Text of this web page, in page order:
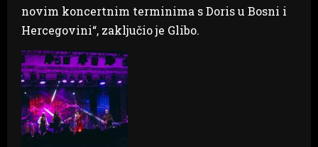
novim koncertnim terminima s Doris u Bosni i
Hercegovini“, zaključio je Glibo.